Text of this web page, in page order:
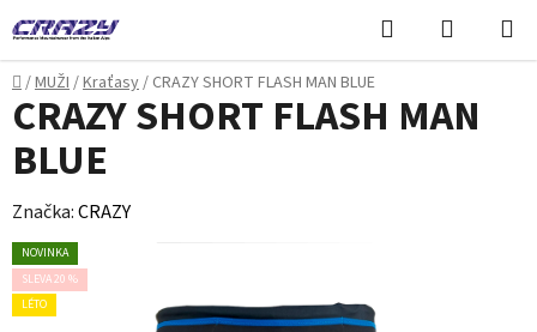
na
obsah
Hledat
KOŠÍK
Domů
/MUŽI/Kraťasy/ CRAZY SHORT FLASH MAN BLUE
CRAZY SHORT FLASH MAN
BLUE
Značka:CRAZY
NOVINKA
SLEVA 20 %
LÉTO